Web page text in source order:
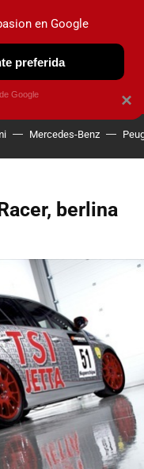
OBSERVATORIO
Mercedes-Benz
berlina
×
en Google
preferida
Google